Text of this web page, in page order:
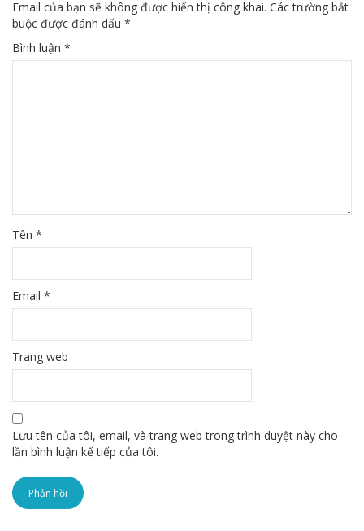
Email của bạn sẽ không được hiển thị công khai. Các trường bắt
buộc được đánh dấu *
Bình luận *
Tên *
Email *
Trang web
Lưu tên của tôi, email, và trang web trong trình duyệt này cho
lần bình luận kế tiếp của tôi.